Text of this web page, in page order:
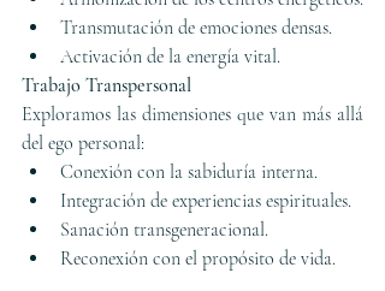
Transmutación de emociones densas.
Activación de la energía vital.
Trabajo Transpersonal
Exploramos las dimensiones que van más allá
del ego personal:
Conexión con la sabiduría interna.
Integración de experiencias espirituales.
Sanación transgeneracional.
Reconexión con el propósito de vida.